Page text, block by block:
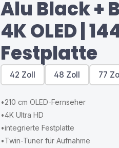
Alu Black +
4K OLED |
Festplatte
42 Zoll 48 Zoll 77
•210 cm OLED-Fernseher
•4K Ultra HD
•integrierte Festplatte
•Twin-Tuner für Aufnahme